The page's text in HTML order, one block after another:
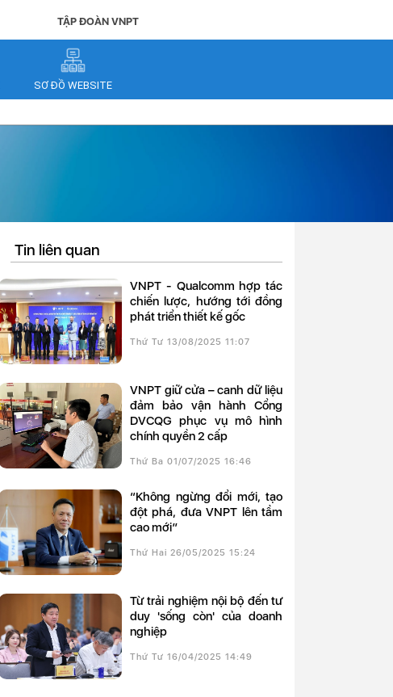
TẬP ĐOÀN VNPT
SƠ ĐỒ WEBSITE
Tin liên quan
VNPT - Qualcomm hợp tác
chiến lược, hướng tới đồng
phát triển thiết kế gốc
Thứ Tư 13/08/2025 11:07
VNPT giữ cửa – canh dữ liệu
đảm bảo vận hành Cổng
DVCQG phục vụ mô hình
chính quyền 2 cấp
Thứ Ba 01/07/2025 16:46
“Không ngừng đổi mới, tạo
đột phá, đưa VNPT lên tầm
cao mới”
Thứ Hai 26/05/2025 15:24
Từ trải nghiệm nội bộ đến tư
duy 'sống còn' của doanh
nghiệp
Thứ Tư 16/04/2025 14:49